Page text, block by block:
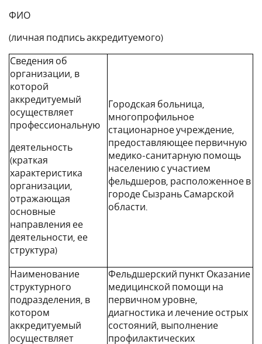
ФИО
(личная подпись аккредитуемого)
Сведения об
организации, в
которой
аккредитуемый
осуществляет
профессиональную
деятельность
(краткая
характеристика
организации,
отражающая
основные
направления ее
деятельности, ее
структура)
Городская больница,
многопрофильное
стационарное учреждение,
предоставляющее первичную
медико-санитарную помощь
населению с участием
фельдшеров, расположенное в
городе Сызрань Самарской
области.
Наименование
структурного
подразделения, в
котором
аккредитуемый
осуществляет
Фельдшерский пункт Оказание
медицинской помощи на
первичном уровне,
диагностика и лечение острых
состояний, выполнение
профилактических